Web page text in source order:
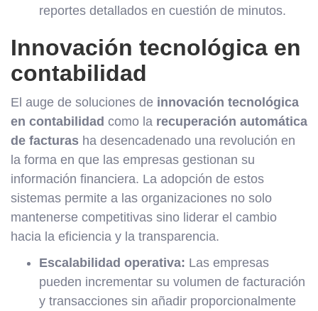
reportes detallados en cuestión de minutos.
Innovación tecnológica en
contabilidad
El auge de soluciones de innovación tecnológica
en contabilidad como la recuperación automática
de facturas ha desencadenado una revolución en
la forma en que las empresas gestionan su
información financiera. La adopción de estos
sistemas permite a las organizaciones no solo
mantenerse competitivas sino liderar el cambio
hacia la eficiencia y la transparencia.
Escalabilidad operativa: Las empresas
pueden incrementar su volumen de facturación
y transacciones sin añadir proporcionalmente